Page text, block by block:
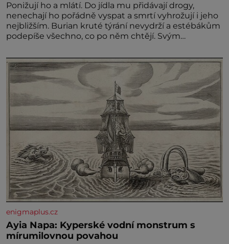
Ponižují ho a mlátí. Do jídla mu přidávají drogy,
nenechají ho pořádně vyspat a smrtí vyhrožují i jeho
nejbližším. Burian kruté týrání nevydrží a estébákům
podepíše všechno, co po něm chtějí. Svým
výslechů nikdo nevyvíjel fyzický ani psychický nátlak.
Syn brněnského řezníka chce být knězem a
enigmaplus.cz
Ayia Napa: Kyperské vodní monstrum s
mírumilovnou povahou